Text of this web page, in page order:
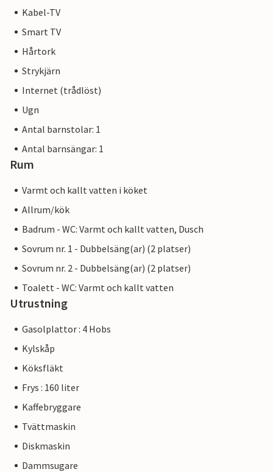
Kabel-TV
Smart TV
Hårtork
Strykjärn
Internet (trådlöst)
Ugn
Antal barnstolar: 1
Antal barnsängar: 1
Rum
Varmt och kallt vatten i köket
Allrum/kök
Badrum - WC: Varmt och kallt vatten, Dusch
Sovrum nr. 1 - Dubbelsäng(ar) (2 platser)
Sovrum nr. 2 - Dubbelsäng(ar) (2 platser)
Toalett - WC: Varmt och kallt vatten
Utrustning
Gasolplattor : 4 Hobs
Kylskåp
Köksfläkt
Frys : 160 liter
Kaffebryggare
Tvättmaskin
Diskmaskin
Dammsugare